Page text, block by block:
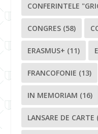
CONFERINTELE
CONGRES (58)
ERASMUS+ (11)
FRANCOFONIE (13)
IN MEMORIAM (16)
LANSARE DE CARTE